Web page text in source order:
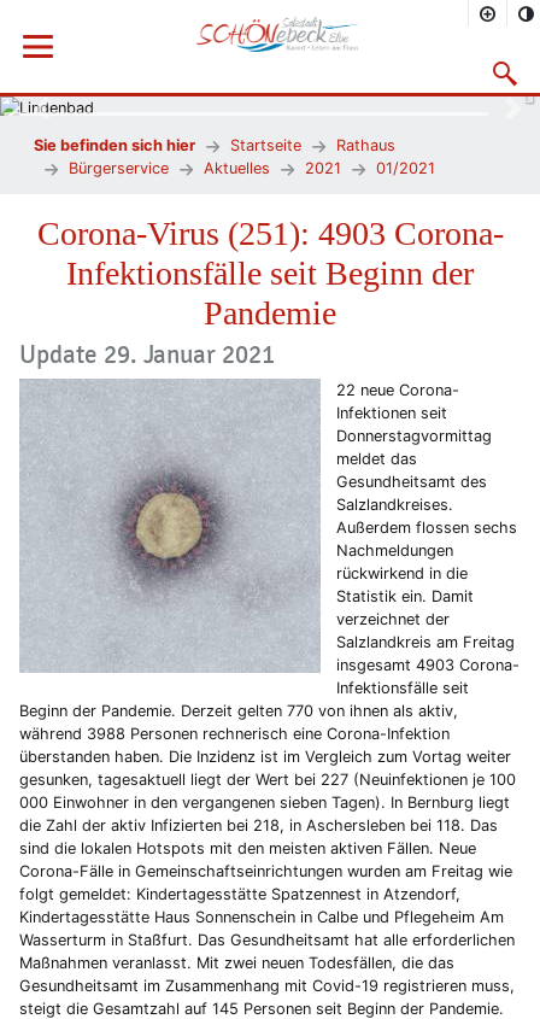
Menü öffnen
Vorheriges Bild
Sie befinden sich hier
Startseite
Rathaus
Bürgerservice
Aktuelles 2021 01/2021
Corona-Virus (251): 4903 Corona-
Infektionsfälle seit Beginn der
Pandemie
Update 29. Januar 2021
22 neue Corona-
Infektionen seit
Donnerstagvormittag
meldet das
Gesundheitsamt des
Salzlandkreises.
Außerdem flossen sechs
Nachmeldungen
rückwirkend in die
Statistik ein. Damit
verzeichnet der
Salzlandkreis am Freitag
insgesamt 4903 Corona-
Infektionsfälle seit
Beginn der Pandemie. Derzeit gelten 770 von ihnen als aktiv,
während 3988 Personen rechnerisch eine Corona-Infektion
überstanden haben. Die Inzidenz ist im Vergleich zum Vortag weiter
gesunken, tagesaktuell liegt der Wert bei 227 (Neuinfektionen je 100
000 Einwohner in den vergangenen sieben Tagen). In Bernburg liegt
die Zahl der aktiv Infizierten bei 218, in Aschersleben bei 118. Das
sind die lokalen Hotspots mit den meisten aktiven Fällen. Neue
Corona-Fälle in Gemeinschaftseinrichtungen wurden am Freitag wie
folgt gemeldet: Kindertagesstätte Spatzennest in Atzendorf,
Kindertagesstätte Haus Sonnenschein in Calbe und Pflegeheim Am
Wasserturm in Staßfurt. Das Gesundheitsamt hat alle erforderlichen
Maßnahmen veranlasst. Mit zwei neuen Todesfällen, die das
Gesundheitsamt im Zusammenhang mit Covid-19 registrieren muss,
steigt die Gesamtzahl auf 145 Personen seit Beginn der Pandemie.